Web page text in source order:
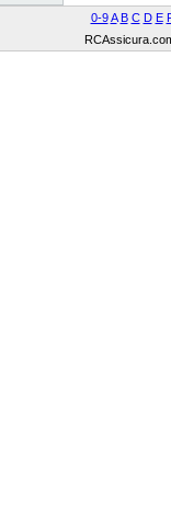
0-9 A B C D E